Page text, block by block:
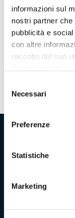
informazioni sul
nostri partner
pubblicità e
con altre
raccolto dal suo
delNecessari
Preferenze
Statistiche
Marketing
Presentato alla
finanziamento di
Pagina
Trasparenza e